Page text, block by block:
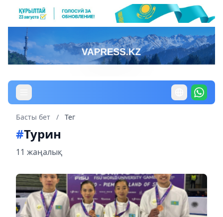
Басты бет / Тег
#Турин
11 жаңалық